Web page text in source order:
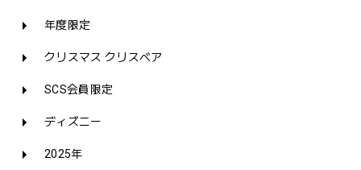
年度限定
クリスマス クリスベア
SCS会員限定
ディズニー
2025年